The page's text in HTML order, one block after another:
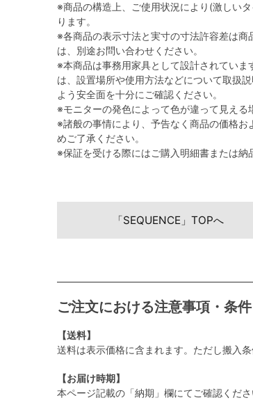
※商品の構造上、ご使用状況により(激しい
ります。
※各商品の表示寸法と実寸の寸法許容差は
は、別途お問い合わせください。
※本商品は事務用家具として設計されてい
は、設置場所や使用方法などについて取扱
よう安全面を十分にご確認ください。
※モニターの発色によって色が違って見える
※諸般の事情により、予告なく商品の価格
めご了承ください。
※保証を受ける際にはご購入明細書または納
「SEQUENCE」TOPへ
ご注文における注意事項・条件
【送料】
送料は表示価格に含まれます。ただし搬入
【お届け時期】
本ページ記載の「納期」欄にてご確認くだ